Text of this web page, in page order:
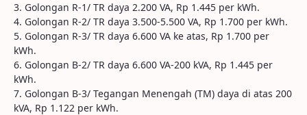
3. Golongan R-1/ TR daya 2.200 VA, Rp 1.445 per kWh.
4. Golongan R-2/ TR daya 3.500-5.500 VA, Rp 1.700 per kWh.
5. Golongan R-3/ TR daya 6.600 VA ke atas, Rp 1.700 per
kWh.
6. Golongan B-2/ TR daya 6.600 VA-200 kVA, Rp 1.445 per
kWh.
7. Golongan B-3/ Tegangan Menengah (TM) daya di atas 200
kVA, Rp 1.122 per kWh.